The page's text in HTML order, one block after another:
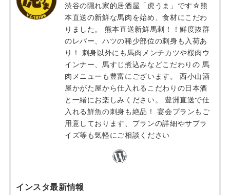
渋谷の隠れ家的居酒屋「虎うま」です☆熊
本直送の新鮮な馬肉を始め、食材にこだわ
りました。 熊本直送新鮮馬刺！！鮮度抜群
のレバー、ハツの稀少部位の刺身も入荷あ
り！ 刺身以外にも馬肉メンチカツや桜肉ウ
インナー、馬すじ煮込みなどこだわりの 馬
肉メニューも豊富にございます。 西小山酒
屋かがた屋から仕入れるこだわりの日本酒
と一緒にお楽しみください。 豊洲直送で仕
入れる鮮魚の刺身も絶品！ 宴会プランもご
用意しております、プランの詳細やサプラ
イズ等も気軽にご相談ください
インスタ最新情報